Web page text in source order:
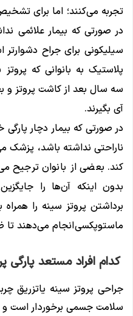
تجربه می‌کنند؛ اما برای
در صورتی که بیمار علائمی
سیلیکونی برای جراح
پلاستیک به بانوانی که
سه سال بعد از کاشت پروتز و
‌آی بگیرند.
در صورتی که بیمار دچار
ناراحتی نداشته باشد، پزشک
کند. بعضی از بانوان ترجیح
بدون اینکه آن‌ها را
برداشتن پروتز سینه را
ماستوپکسی انجام می‌دهند تا
کدام افراد مستعد پارگی
جراحی پروتز سینه یاتزریق
سلامت جسمی برخوردار است و